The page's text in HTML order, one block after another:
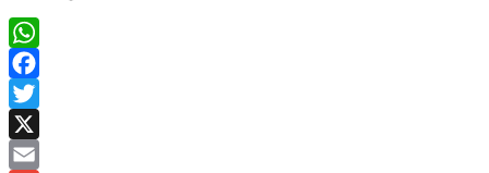
WhatsApp
Facebook
Twitter
X